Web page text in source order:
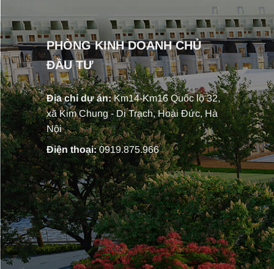
PHÒNG KINH DOANH CHỦ
ĐẦU TƯ
Địa chỉ dự án:Km14-Km16 Quốc lộ 32,
xã Kim Chung - Di Trạch, Hoài Đức, Hà
Nội
Điện thoại:0919.875.966